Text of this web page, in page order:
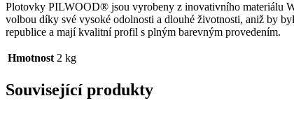
Plotovky PILWOOD® jsou vyrobeny z inovativního materiálu
volbou díky své vysoké odolnosti a dlouhé životnosti, aniž by
republice a mají kvalitní profil s plným barevným provedením.
Hmotnost 2 kg
Související produkty